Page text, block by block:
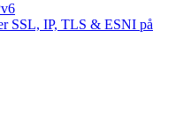
SSL, IP, TLS & ESNI på